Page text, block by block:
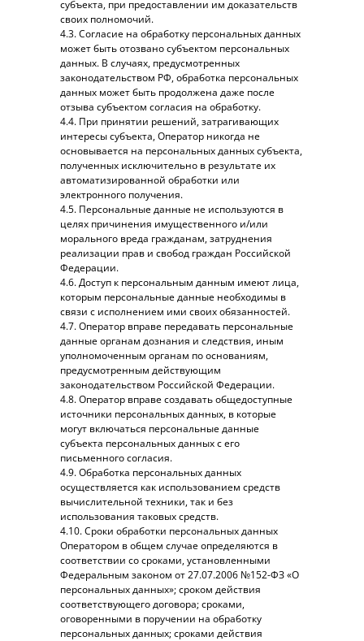
субъекта, при предоставлении им доказательств
своих полномочий.
4.3. Согласие на обработку персональных данных
может быть отозвано субъектом персональных
данных. В случаях, предусмотренных
законодательством РФ, обработка персональных
данных может быть продолжена даже после
отзыва субъектом согласия на обработку.
4.4. При принятии решений, затрагивающих
интересы субъекта, Оператор никогда не
основывается на персональных данных субъекта,
полученных исключительно в результате их
автоматизированной обработки или
электронного получения.
4.5. Персональные данные не используются в
целях причинения имущественного и/или
морального вреда гражданам, затруднения
реализации прав и свобод граждан Российской
Федерации.
4.6. Доступ к персональным данным имеют лица,
которым персональные данные необходимы в
связи с исполнением ими своих обязанностей.
4.7. Оператор вправе передавать персональные
данные органам дознания и следствия, иным
уполномоченным органам по основаниям,
предусмотренным действующим
законодательством Российской Федерации.
4.8. Оператор вправе создавать общедоступные
источники персональных данных, в которые
могут включаться персональные данные
субъекта персональных данных с его
письменного согласия.
4.9. Обработка персональных данных
осуществляется как использованием средств
вычислительной техники, так и без
использования таковых средств.
4.10. Сроки обработки персональных данных
Оператором в общем случае определяются в
соответствии со сроками, установленными
Федеральным законом от 27.07.2006 №152-ФЗ «О
персональных данных»; сроком действия
соответствующего договора; сроками,
оговоренными в поручении на обработку
персональных данных; сроками действия